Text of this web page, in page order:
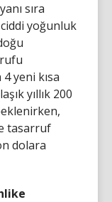
sıra
yoğunluk
yeni kısa
yıllık 200
tasarruf
dolara